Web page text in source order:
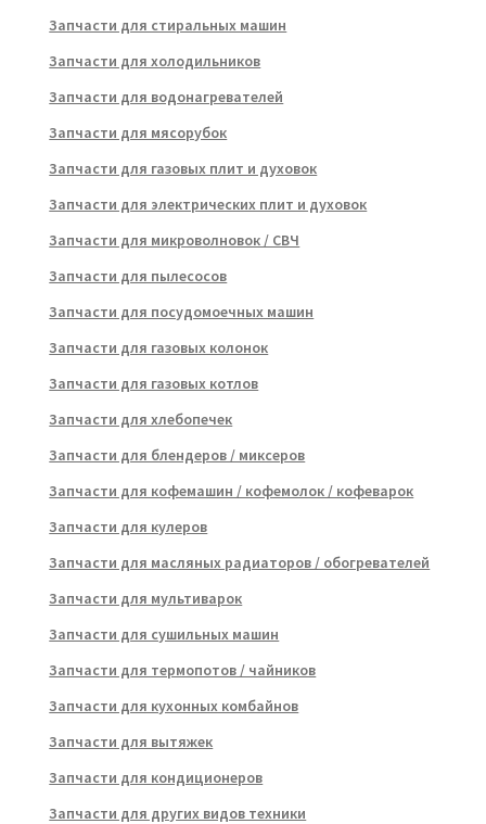
Запчасти для стиральных машин
Запчасти для холодильников
Запчасти для водонагревателей
Запчасти для мясорубок
Запчасти для газовых плит и духовок
Запчасти для электрических плит и духовок
Запчасти для микроволновок / СВЧ
Запчасти для пылесосов
Запчасти для посудомоечных машин
Запчасти для газовых колонок
Запчасти для газовых котлов
Запчасти для хлебопечек
Запчасти для блендеров / миксеров
Запчасти для кофемашин / кофемолок / кофеварок
Запчасти для кулеров
Запчасти для масляных радиаторов / обогревателей
Запчасти для мультиварок
Запчасти для сушильных машин
Запчасти для термопотов / чайников
Запчасти для кухонных комбайнов
Запчасти для вытяжек
Запчасти для кондиционеров
Запчасти для других видов техники